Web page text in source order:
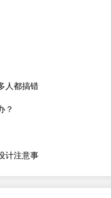
人都搞错
？
计注意事